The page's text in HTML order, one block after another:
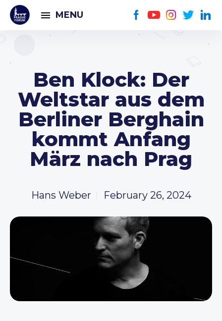
MENU
Ben Klock: Der
Weltstar aus dem
Berliner Berghain
kommt Anfang
März nach Prag
Hans Weber February 26, 2024